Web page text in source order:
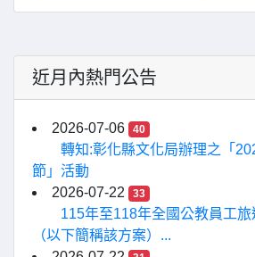
近月內熱門公告
2026-07-06 40
轉知:彰化縣文化局辦理之「
節」活動
2026-07-22
33
115年至118年全國公教員工
（以下簡稱該方案）...